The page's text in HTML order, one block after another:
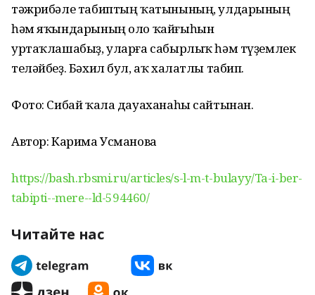
тәжрибәле табиптың ҡатынының, улдарының
һәм яҡындарының оло ҡайғыһын
уртаҡлашабыҙ, уларға сабырлыҡ һәм түҙемлек
теләйбеҙ. Бәхил бул, аҡ халатлы табип.
Фото: Сибай ҡала дауаханаһы сайтынан.
Автор: Карима Усманова
https://bash.rbsmi.ru/articles/s-l-m-t-bulayy/Ta-i-ber-
tabipti--mere--ld-594460/
Читайте нас